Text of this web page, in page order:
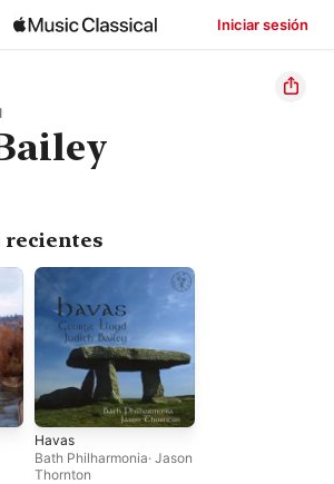
Iniciar sesión
recientes
Havas
Bath Philharmonia· Jason
Thornton